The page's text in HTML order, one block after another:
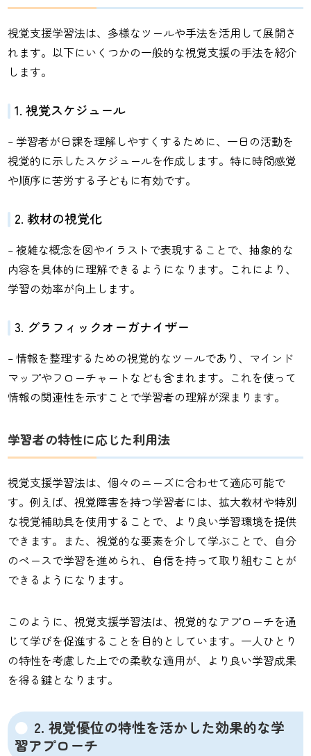
視覚支援学習法は、多様なツールや手法を活用して展開さ
れます。以下にいくつかの一般的な視覚支援の手法を紹介
します。
1. 視覚スケジュール
– 学習者が日課を理解しやすくするために、一日の活動を
視覚的に示したスケジュールを作成します。特に時間感覚
や順序に苦労する子どもに有効です。
2. 教材の視覚化
– 複雑な概念を図やイラストで表現することで、抽象的な
内容を具体的に理解できるようになります。これにより、
学習の効率が向上します。
3. グラフィックオーガナイザー
– 情報を整理するための視覚的なツールであり、マインド
マップやフローチャートなども含まれます。これを使って
情報の関連性を示すことで学習者の理解が深まります。
学習者の特性に応じた利用法
視覚支援学習法は、個々のニーズに合わせて適応可能で
す。例えば、視覚障害を持つ学習者には、拡大教材や特別
な視覚補助具を使用することで、より良い学習環境を提供
できます。また、視覚的な要素を介して学ぶことで、自分
のペースで学習を進められ、自信を持って取り組むことが
できるようになります。
このように、視覚支援学習法は、視覚的なアプローチを通
じて学びを促進することを目的としています。一人ひとり
の特性を考慮した上での柔軟な適用が、より良い学習成果
を得る鍵となります。
2. 視覚優位の特性を活かした効果的な学
習アプローチ